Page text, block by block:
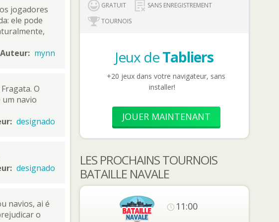
jogadores
ele pode
Auteur: mynn
O
um navio
designado
designado
navios, ai é
o
GRATUIT
SANS ENREGISTREMENT
TOURNOIS
Jeux deTabliers
+20 jeux dans votre navigateur, sans
installer!
JOUER MAINTENANT
LES PROCHAINS TOURNOIS
BATAILLE NAVALE
11:00